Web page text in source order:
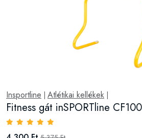
Insportline Atlétikai kellékek
Fitness gát inSPORTline